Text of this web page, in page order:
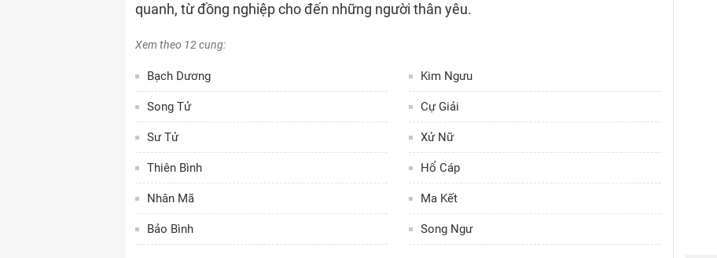
quanh, từ đồng nghiệp cho đến những người thân yêu.
Xem theo 12 cung:
Bạch Dương Kim Ngưu
Song Tử Cự Giải
Sư Tử Xử Nữ
Thiên Bình Hổ Cáp
Nhân Mã Ma Kết
Bảo Bình Song Ngư